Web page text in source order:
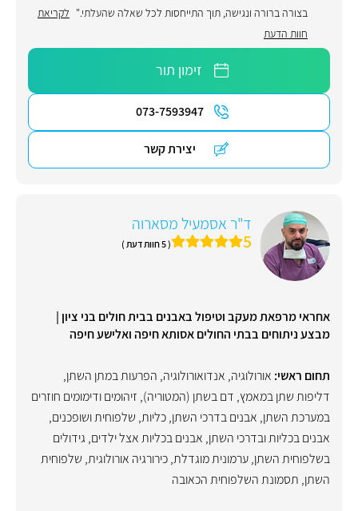
בצורה ברורה ונגישה, תוך התייחסות לכל שאלה שהעלתי." לקריאת
חוות הדעת
זימון תור
073-7593947
יצירת קשר
ד"ר אסמעיל מסארוה
5 ( 5 חוות דעת )
אחראי מרפאת מעקב וטיפול באבנים בבית חולים בני ציון |
מבצע ניתוחים בבתי החולים אסותא חיפה ואלישע חיפה
תחום ראשי: אורולוגיה, אנדואורולוגיה, הפרעות במתן השתן,
דליפות שתן במאמץ, דם בשתן (המטוריה), זיהומים ודימומים חוזרים
במערכת השתן, אבנים בדרכי השתן, כליות, שלפוחית ושופכנים,
אבנים בכליות ובדרכי השתן, אבנים בכליות אצל ילדים, גידולים
בשלפוחית השתן,ערמונית מוגדלת,כירורגיה אורולוגית, שלפוחית
השתן, תסמונת השלפוחית הכאובה